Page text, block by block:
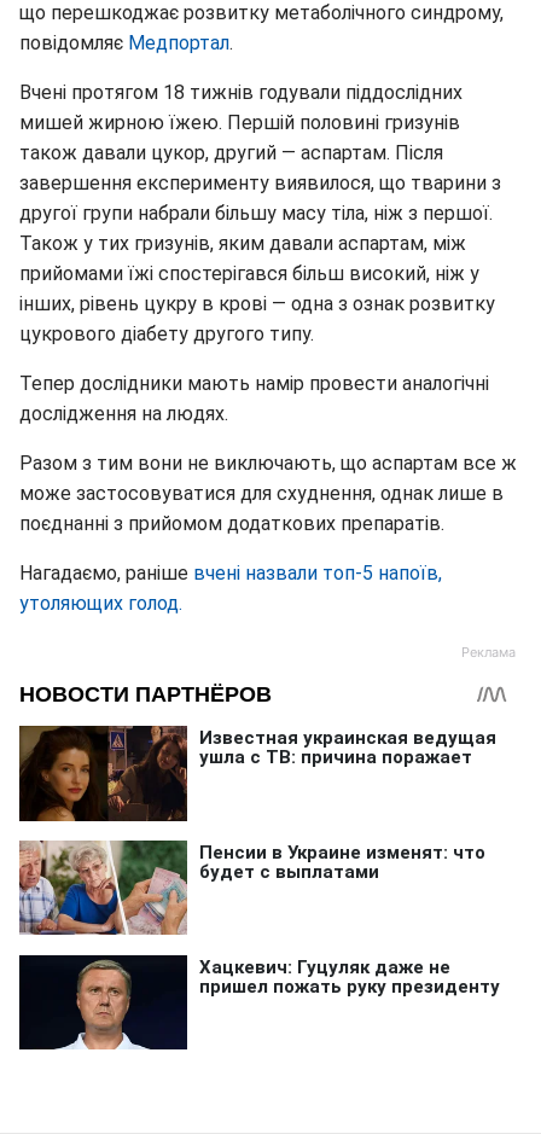
що перешкоджає розвитку метаболічного синдрому,
повідомляє Медпортал.
Вчені протягом 18 тижнів годували піддослідних
мишей жирною їжею. Першій половині гризунів
також давали цукор, другий — аспартам. Після
завершення експерименту виявилося, що тварини з
другої групи набрали більшу масу тіла, ніж з першої.
Також у тих гризунів, яким давали аспартам, між
прийомами їжі спостерігався більш високий, ніж у
інших, рівень цукру в крові — одна з ознак розвитку
цукрового діабету другого типу.
Тепер дослідники мають намір провести аналогічні
дослідження на людях.
Разом з тим вони не виключають, що аспартам все ж
може застосовуватися для схуднення, однак лише в
поєднанні з прийомом додаткових препаратів.
Нагадаємо, раніше вчені назвали топ-5 напоїв,
утоляющих голод.